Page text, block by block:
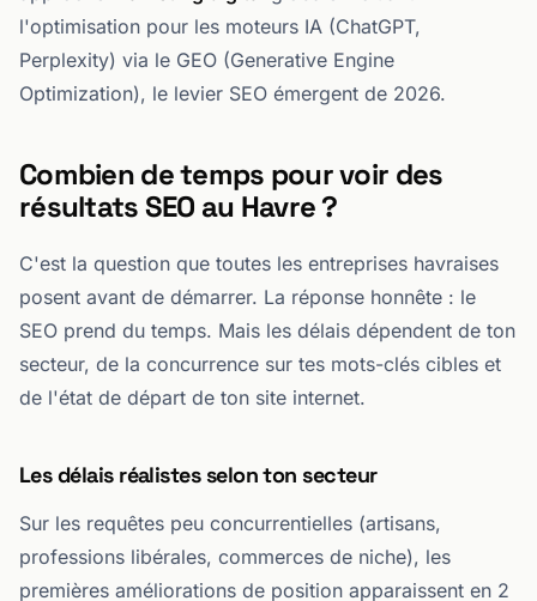
l'optimisation pour les moteurs IA (ChatGPT,
Perplexity) via le GEO (Generative Engine
Optimization), le levier SEO émergent de 2026.
Combien de temps pour voir des
résultats SEO au Havre ?
C'est la question que toutes les entreprises havraises
posent avant de démarrer. La réponse honnête : le
SEO prend du temps. Mais les délais dépendent de ton
secteur, de la concurrence sur tes mots-clés cibles et
de l'état de départ de ton site internet.
Les délais réalistes selon ton secteur
Sur les requêtes peu concurrentielles (artisans,
professions libérales, commerces de niche), les
premières améliorations de position apparaissent en 2